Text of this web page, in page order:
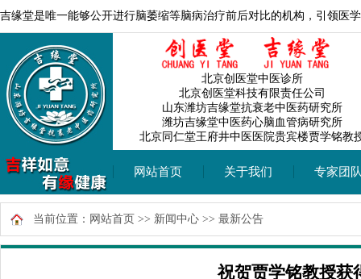
吉缘堂是唯一能够公开进行脑萎缩等脑病治疗前后对比的机构，引领医
北京创医堂中医诊所
北京创医堂科技有限责任公司
山东潍坊吉缘堂抗衰老中医药研究所
潍坊吉缘堂中医药心脑血管病研究所
北京同仁堂王府井中医医院贵宾楼贾学铭教
网站首页 关于我们 专家团
当前位置： 网站首页 >> 新闻中心 >> 最新公告
祝贺贾学铭教授获